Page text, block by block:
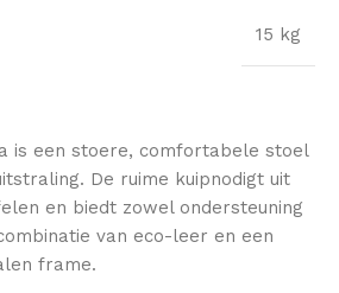
15 kg
is een stoere, comfortabele stoel
De ruime kuipnodigt uit
en biedt zowel ondersteuning
van eco-leer en een
frame.